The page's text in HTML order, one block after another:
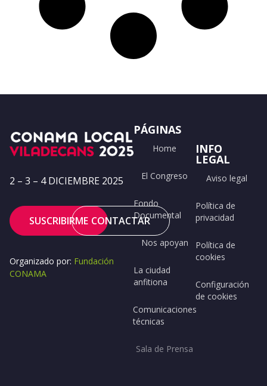
2 – 3 – 4 DICIEMBRE 2025
SUSCRIBIRME CONTACTAR
Organizado por: Fundación
CONAMA
PÁGINAS
Home
El Congreso
Fondo
Documental
Nos apoyan
La ciudad
anfitiona
Comunicaciones
técnicas
Sala de Prensa
INFO
LEGAL
Aviso legal
Política de
privacidad
Política de
cookies
Configuración
de cookies